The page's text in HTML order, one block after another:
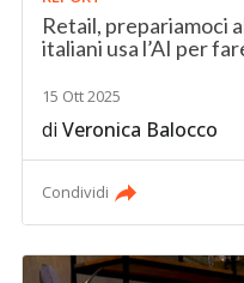
Retail, prepariamoci
italiani usa l’AI per
15 Ott 2025
diVeronica Balocco
Condividi